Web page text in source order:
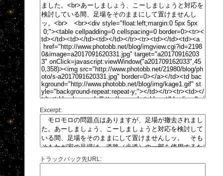
Excerpt:
トラックバック先URL: